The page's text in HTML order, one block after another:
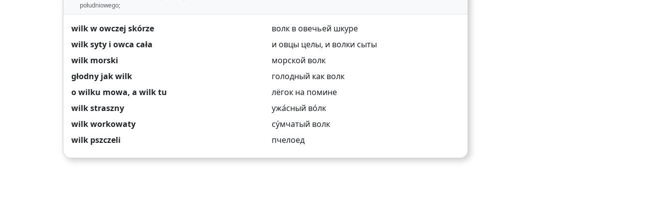
południowego;
wilk w owczej skórze
волк в овечьей шкуре
wilk syty i owca cała
и овцы целы, и волки сыты
wilk morski
морской волк
głodny jak wilk
голодный как волк
o wilku mowa, a wilk tu
лёгок на помине
wilk straszny
ужа́сный во́лк
wilk workowaty
су́мчатый волк
wilk pszczeli
пчелоед